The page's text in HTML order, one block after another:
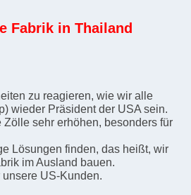
Fabrik in Thailand
zu reagieren, wie wir alle
wieder Präsident der USA sein.
Zölle sehr erhöhen, besonders für
Lösungen finden, das heißt, wir
im Ausland bauen.
US-Kunden.